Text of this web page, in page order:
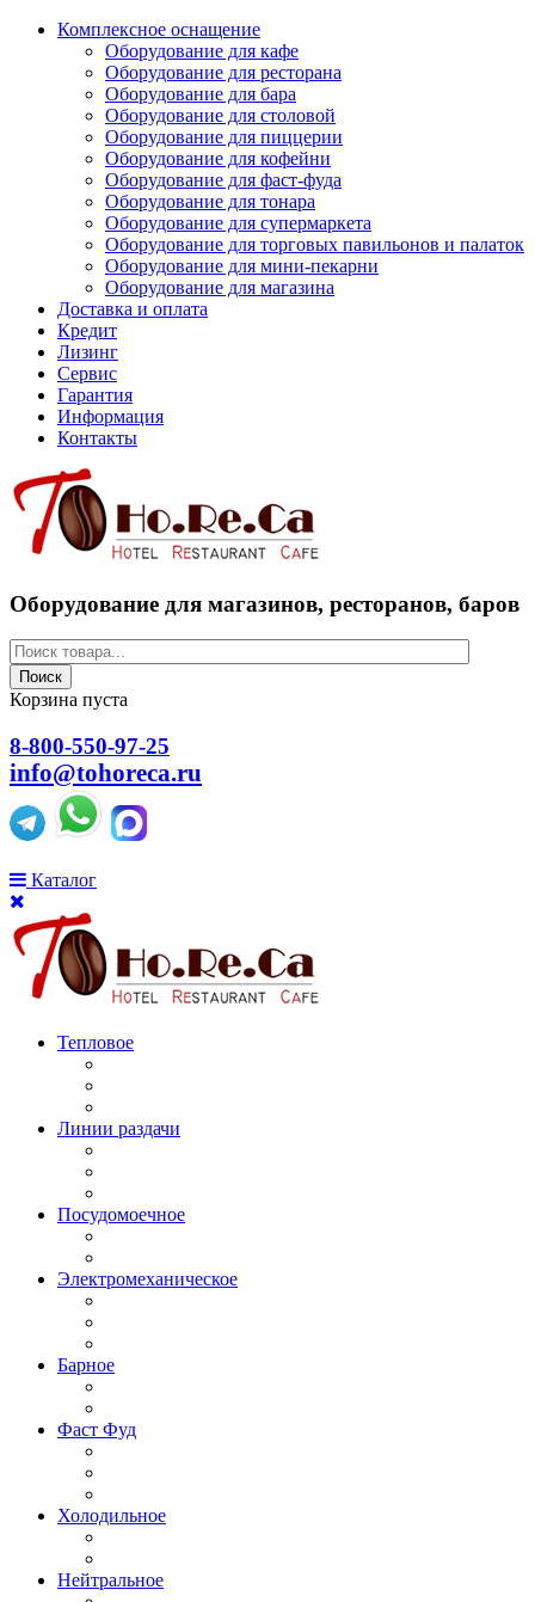
Комплексное оснащение
Оборудование для кафе
Оборудование для ресторана
Оборудование для бара
Оборудование для столовой
Оборудование для пиццерии
Оборудование для кофейни
Оборудование для фаст-фуда
Оборудование для тонара
Оборудование для супермаркета
Оборудование для торговых павильонов и палаток
Оборудование для мини-пекарни
Оборудование для магазина
Доставка и оплата
Кредит
Лизинг
Сервис
Гарантия
Информация
Контакты
Оборудование для магазинов, ресторанов, баров
Поиск
Корзина пуста
8-800-550-97-25
info@tohoreca.ru
Каталог
Тепловое
Линии раздачи
Посудомоечное
Электромеханическое
Барное
Фаст Фуд
Холодильное
Нейтральное